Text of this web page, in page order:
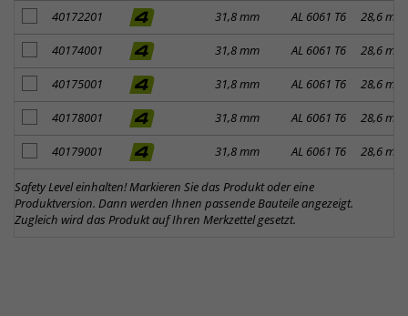
Artikel zum Merkzettel hinzufügen
40172201 31,8 mm AL 6061 T6 28,6 mm
Artikel zum Merkzettel hinzufügen
40174001 31,8 mm AL 6061 T6 28,6 mm
Artikel zum Merkzettel hinzufügen
40175001 31,8 mm AL 6061 T6 28,6 mm
Artikel zum Merkzettel hinzufügen
40178001 31,8 mm AL 6061 T6 28,6 mm
Artikel zum Merkzettel hinzufügen
40179001 31,8 mm AL 6061 T6 28,6 mm
Safety Level einhalten! Markieren Sie das Produkt oder eine
Produktversion. Dann werden Ihnen passende Bauteile angezeigt.
Zugleich wird das Produkt auf Ihren Merkzettel gesetzt.